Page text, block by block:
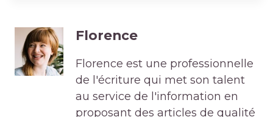
Florence
Florence est une professionnelle
de l'écriture qui met son talent
au service de l'information en
proposant des articles de qualité